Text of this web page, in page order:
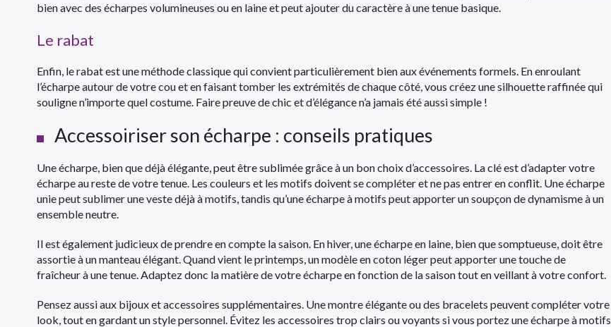
bien avec des écharpes volumineuses ou en laine et peut ajouter du caractère à une tenue basique.
Le rabat
Enfin, le rabat est une méthode classique qui convient particulièrement bien aux événements formels. En enroulant
l’écharpe autour de votre cou et en faisant tomber les extrémités de chaque côté, vous créez une silhouette raffinée qui
souligne n’importe quel costume. Faire preuve de chic et d’élégance n’a jamais été aussi simple !
Accessoiriser son écharpe : conseils pratiques
Une écharpe, bien que déjà élégante, peut être sublimée grâce à un bon choix d’accessoires. La clé est d’adapter votre
écharpe au reste de votre tenue. Les couleurs et les motifs doivent se compléter et ne pas entrer en conflit. Une écharpe
unie peut sublimer une veste déjà à motifs, tandis qu’une écharpe à motifs peut apporter un soupçon de dynamisme à un
ensemble neutre.
Il est également judicieux de prendre en compte la saison. En hiver, une écharpe en laine, bien que somptueuse, doit être
assortie à un manteau élégant. Quand vient le printemps, un modèle en coton léger peut apporter une touche de
fraîcheur à une tenue. Adaptez donc la matière de votre écharpe en fonction de la saison tout en veillant à votre confort.
Pensez aussi aux bijoux et accessoires supplémentaires. Une montre élégante ou des bracelets peuvent compléter votre
look, tout en gardant un style personnel. Évitez les accessoires trop clairs ou voyants si vous portez une écharpe à motifs